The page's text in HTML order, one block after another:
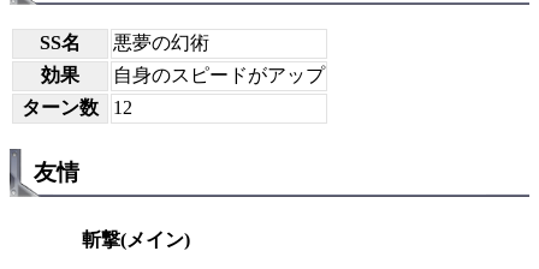
SS名
悪夢の幻術
効果
自身のスピードがアップ
ターン数
12
友情
斬撃(メイン)